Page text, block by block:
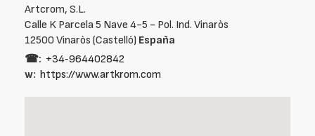
Artcrom, S.L.
Calle K Parcela 5 Nave 4-5 - Pol. Ind. Vinaròs
12500 Vinaròs (Castelló) España
☎: +34‑964402842
w: https://www.artkrom.com